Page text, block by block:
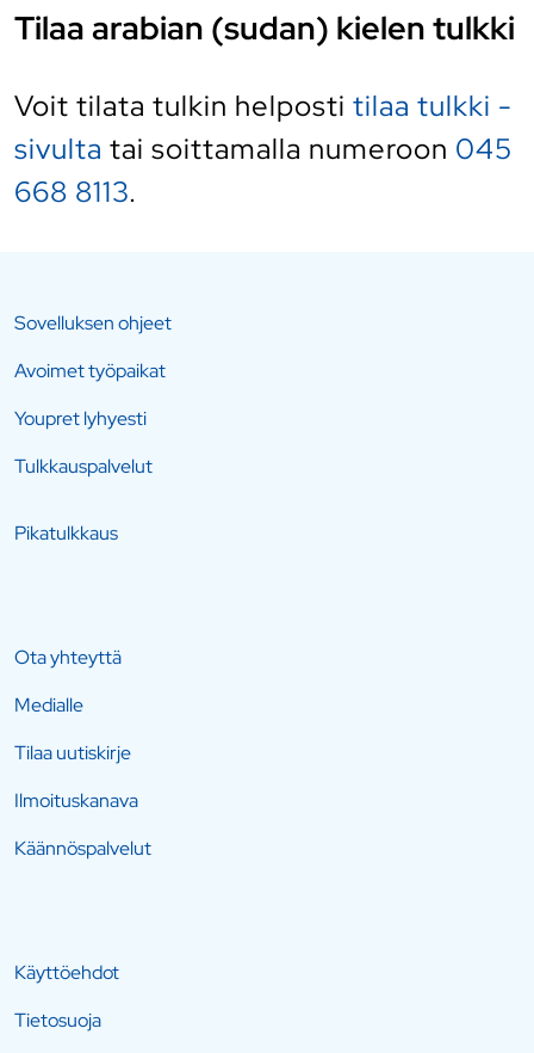
Tilaa arabian (sudan) kielen tulkki
Voit tilata tulkin helposti tilaa tulkki -
sivulta tai soittamalla numeroon 045
668 8113.
Sovelluksen ohjeet
Avoimet työpaikat
Youpret lyhyesti
Tulkkauspalvelut
Pikatulkkaus
Ota yhteyttä
Medialle
Tilaa uutiskirje
Ilmoituskanava
Käännöspalvelut
Käyttöehdot
Tietosuoja